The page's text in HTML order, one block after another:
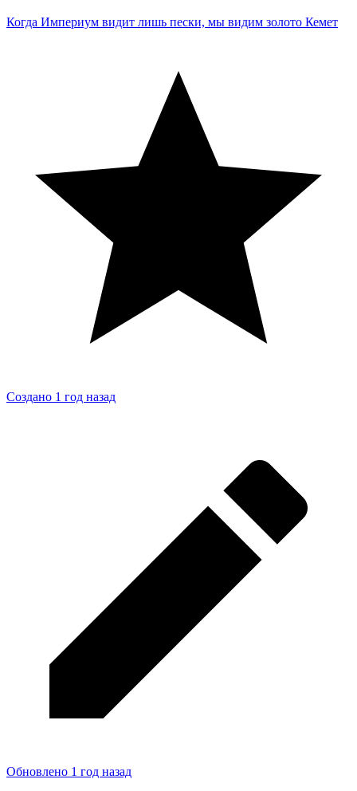
Когда Империум видит лишь пески, мы видим золото Кемет
Создано 1 год назад
Обновлено 1 год назад